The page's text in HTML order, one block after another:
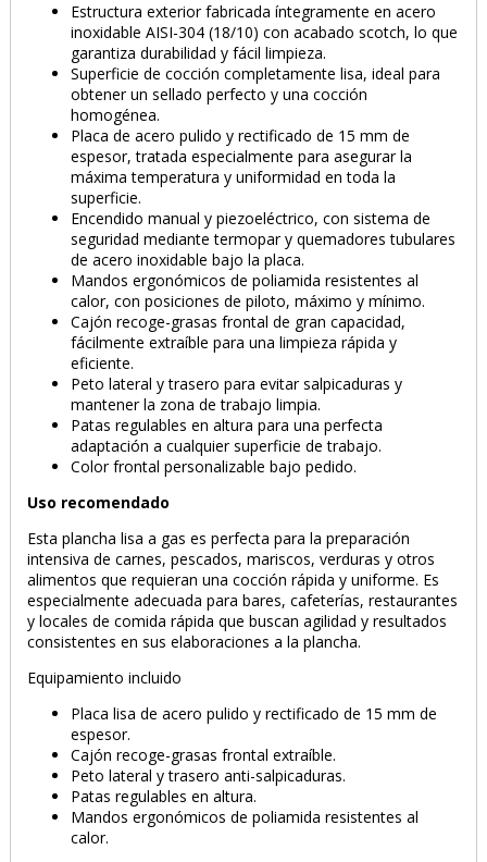
PRODUCTO AÑADIDO AL CARRITO
Estructura exterior fabricada íntegramente en acero
inoxidable AISI-304 (18/10) con acabado scotch, lo que
garantiza durabilidad y fácil limpieza.
Superficie de cocción completamente lisa, ideal para
obtener un sellado perfecto y una cocción
homogénea.
Placa de acero pulido y rectificado de 15 mm de
espesor, tratada especialmente para asegurar la
máxima temperatura y uniformidad en toda la
superficie.
Encendido manual y piezoeléctrico, con sistema de
seguridad mediante termopar y quemadores tubulares
de acero inoxidable bajo la placa.
Mandos ergonómicos de poliamida resistentes al
calor, con posiciones de piloto, máximo y mínimo.
Cajón recoge-grasas frontal de gran capacidad,
fácilmente extraíble para una limpieza rápida y
eficiente.
Peto lateral y trasero para evitar salpicaduras y
mantener la zona de trabajo limpia.
Patas regulables en altura para una perfecta
adaptación a cualquier superficie de trabajo.
Color frontal personalizable bajo pedido.
Uso recomendado
Esta plancha lisa a gas es perfecta para la preparación
intensiva de carnes, pescados, mariscos, verduras y otros
alimentos que requieran una cocción rápida y uniforme. Es
especialmente adecuada para bares, cafeterías, restaurantes
y locales de comida rápida que buscan agilidad y resultados
consistentes en sus elaboraciones a la plancha.
Equipamiento incluido
Placa lisa de acero pulido y rectificado de 15 mm de
espesor.
Cajón recoge-grasas frontal extraíble.
Peto lateral y trasero anti-salpicaduras.
Patas regulables en altura.
Mandos ergonómicos de poliamida resistentes al
calor.